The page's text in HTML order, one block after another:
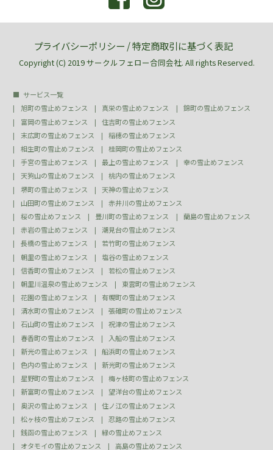
プライバシーポリシー /特定商取引に基づく表記
Copyright (C) 2019 サークルフェロー合同会社. All rights Reserved.
サービス一覧
旭町の雪止めフェンス
真栄の雪止めフェンス
錦町の雪止めフェンス
富岡の雪止めフェンス
住吉町の雪止めフェンス
末広町の雪止めフェンス
稲穂の雪止めフェンス
相生町の雪止めフェンス
桂岡町の雪止めフェンス
手宮の雪止めフェンス
最上の雪止めフェンス
幸の雪止めフェンス
天狗山の雪止めフェンス
桃内の雪止めフェンス
堺町の雪止めフェンス
天神の雪止めフェンス
山田町の雪止めフェンス
赤井川の雪止めフェンス
桜の雪止めフェンス
豊川町の雪止めフェンス
蘭島の雪止めフェンス
赤岩の雪止めフェンス
潮見台の雪止めフェンス
長橋の雪止めフェンス
若竹町の雪止めフェンス
朝里の雪止めフェンス
塩谷の雪止めフェンス
信香町の雪止めフェンス
若松の雪止めフェンス
朝里川温泉の雪止めフェンス
東雲町の雪止めフェンス
花園の雪止めフェンス
有幌町の雪止めフェンス
清水町の雪止めフェンス
張碓町の雪止めフェンス
石山町の雪止めフェンス
祝津の雪止めフェンス
春香町の雪止めフェンス
入船の雪止めフェンス
新光の雪止めフェンス
船浜町の雪止めフェンス
色内の雪止めフェンス
新光町の雪止めフェンス
星野町の雪止めフェンス
梅ヶ枝町の雪止めフェンス
新富町の雪止めフェンス
望洋台の雪止めフェンス
奥沢の雪止めフェンス
住ノ江の雪止めフェンス
松ヶ枝の雪止めフェンス
忍路の雪止めフェンス
銭函の雪止めフェンス
緑の雪止めフェンス
オタモイの雪止めフェンス
高島の雪止めフェンス